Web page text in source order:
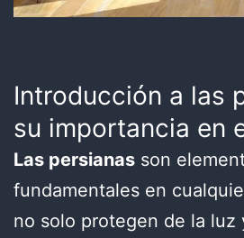
Introducción a las
su importancia en
Las persianas son
fundamentales en
no solo protegen de la luz